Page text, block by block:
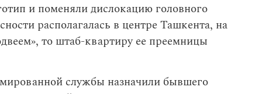
и поменяли дислокацию головного
располагалась в центре Ташкента, на
то штаб-квартиру ее преемницы
службы назначили бывшего